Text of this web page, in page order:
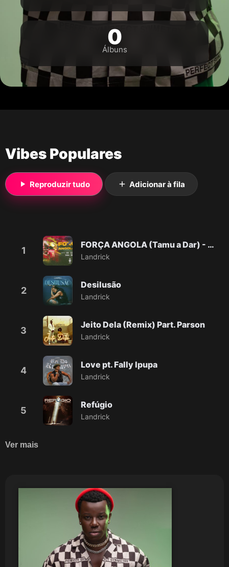
0
Álbuns
Vibes Populares
Reproduzir tudo Adicionar à fila
1
FORÇA ANGOLA (Tamu a Dar) - Vado Poster &amp; Tchutchu Librinca
Landrick
2
Desilusão
Landrick
3
Jeito Dela (Remix) Part. Parson
Landrick
4
Love pt. Fally Ipupa
Landrick
5
Refúgio
Landrick
Ver mais